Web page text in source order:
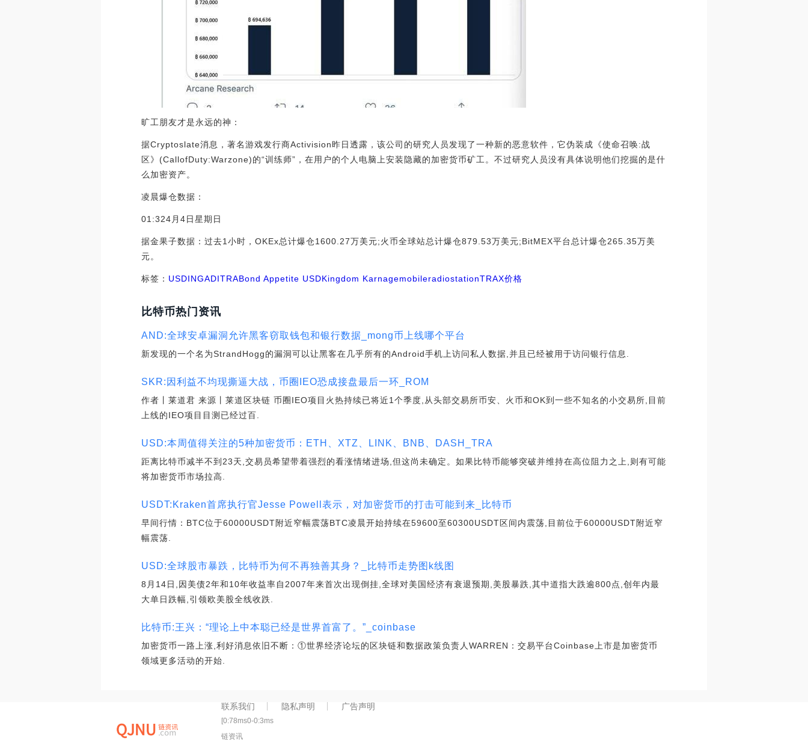
旷工朋友才是永远的神：
据Cryptoslate消息，著名游戏发行商Activision昨日透露，该公司的研究人员发现了一种新的恶意软件，它伪装成《使命召唤:战
区》(CallofDuty:Warzone)的“训练师”，在用户的个人电脑上安装隐藏的加密货币矿工。不过研究人员没有具体说明他们挖掘的是什
么加密资产。
凌晨爆仓数据：
01:324月4日星期日
据金果子数据：过去1小时，OKEx总计爆仓1600.27万美元;火币全球站总计爆仓879.53万美元;BitMEX平台总计爆仓265.35万美
元。
标签： USDINGADITRABond Appetite USDKingdom KarnagemobileradiostationTRAX价格
比特币热门资讯
AND:全球安卓漏洞允许黑客窃取钱包和银行数据_mong币上线哪个平台
新发现的一个名为StrandHogg的漏洞可以让黑客在几乎所有的Android手机上访问私人数据,并且已经被用于访问银行信息.
SKR:因利益不均现撕逼大战，币圈IEO恐成接盘最后一环_ROM
作者丨莱道君 来源丨莱道区块链 币圈IEO项目火热持续已将近1个季度,从头部交易所币安、火币和OK到一些不知名的小交易所,目前
上线的IEO项目目测已经过百.
USD:本周值得关注的5种加密货币：ETH、XTZ、LINK、BNB、DASH_TRA
距离比特币减半不到23天,交易员希望带着强烈的看涨情绪进场,但这尚未确定。如果比特币能够突破并维持在高位阻力之上,则有可能
将加密货币市场拉高.
USDT:Kraken首席执行官Jesse Powell表示，对加密货币的打击可能到来_比特币
早间行情：BTC位于60000USDT附近窄幅震荡BTC凌晨开始持续在59600至60300USDT区间内震荡,目前位于60000USDT附近窄
幅震荡.
USD:全球股市暴跌，比特币为何不再独善其身？_比特币走势图k线图
8月14日,因美债2年和10年收益率自2007年来首次出现倒挂,全球对美国经济有衰退预期,美股暴跌,其中道指大跌逾800点,创年内最
大单日跌幅,引领欧美股全线收跌.
比特币:王兴：“理论上中本聪已经是世界首富了。”_coinbase
加密货币一路上涨,利好消息依旧不断：①世界经济论坛的区块链和数据政策负责人WARREN：交易平台Coinbase上市是加密货币
领域更多活动的开始.
联系我们 隐私声明 广告声明
[0:78ms0-0:3ms
链资讯